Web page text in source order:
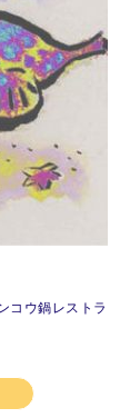
コウ鍋レストラ